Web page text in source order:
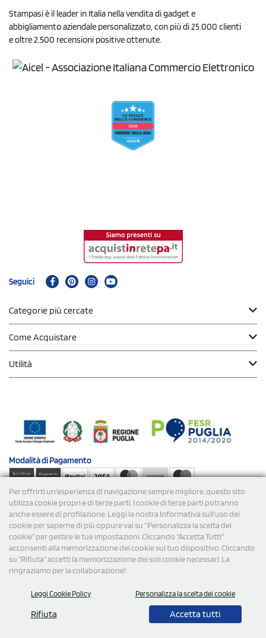
Per offrirti un'esperienza di navigazione sempre migliore, questo sito
utilizza cookie propri e di terze parti. I cookie di terze parti potranno
anche essere di profilazione. Leggi la nostra Informativa sull’uso dei
cookie per saperne di più oppure vai su “Personalizza la scelta dei
cookie” per gestire le tue impostazioni. Cliccando "Accetta Tutti"
acconsenti alla memorizzazione dei cookie sul tuo dispositivo. Cliccando
su "Rifiuta" accetti la memorizzazione dei soli cookie necessari. La
ringraziamo per la collaborazione!
Leggi Cookie Policy Personalizza la scelta dei cookie
Rifiuta Accetta tutti
0,00
Stampasi è il leader in Italia nella vendita di gadget e
abbigliamento aziendale personalizzato, con più di 25.000 clienti
e oltre 2.500 recensioni positive ottenute.
Seguici
Categorie più cercate
Come Acquistare
Utilità
Modalità diPagamento
Spedizioni
P.Iva/C.F. 09734470967 - N° Rea MI-2110632